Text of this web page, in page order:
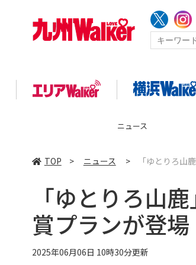
ニュース
TOP > ニュース > 「ゆとりろ山
「ゆとりろ山
賞プランが登場
2025年06月06日 10時30分更新